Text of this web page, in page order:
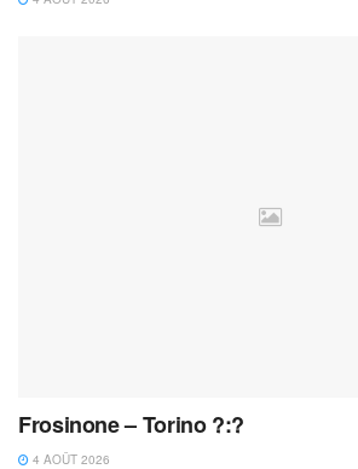
Frosinone – Torino ?:?
4 AOÛT 2026